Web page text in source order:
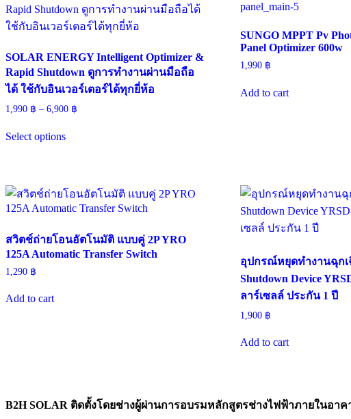
SOLAR ENERGY Intelligent Optimizer &
Rapid Shutdown ดูการทำงานผ่านมือถือ
ได้ ใช้กับอินเวอร์เตอร์ได้ทุกยี่ห้อ
1,990 ฿ – 6,900 ฿
Select optionsproduct
The
options
may
chosen
on
the
SUNGO MPPT Pv
Panel Optimizer 600w
1,990 ฿
Add to cart
สวิตช์ถ่ายโอนอัตโนมัติ แบบคู่ 2P YRO
125A Automatic Transfer Switch
1,290 ฿
Add to cart
อุปกรณ์หยุดทํางานฉุกเ
Shutdown Device
ลาร์เซลล์ ประกัน 1 ปี
1,900 ฿
Add to cart
B2H SOLAR ติดตั้งโดยช่างผู้ผ่านการอบรมหลักสูตรช่างไฟฟ้าภายในอา